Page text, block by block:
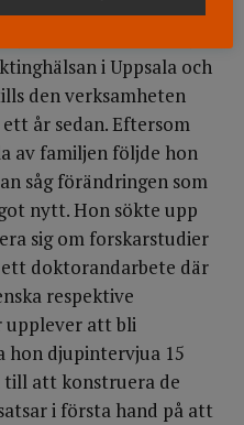
doktorander på
i Uppsala och
den verksamheten
år sedan. Eftersom
av familjen följde hon
såg förändringen som
nytt. Hon sökte upp
sig om forskarstudier
doktorandarbete där
respektive
upplever att bli
hon djupintervjua 15
att konstruera de
i första hand på att